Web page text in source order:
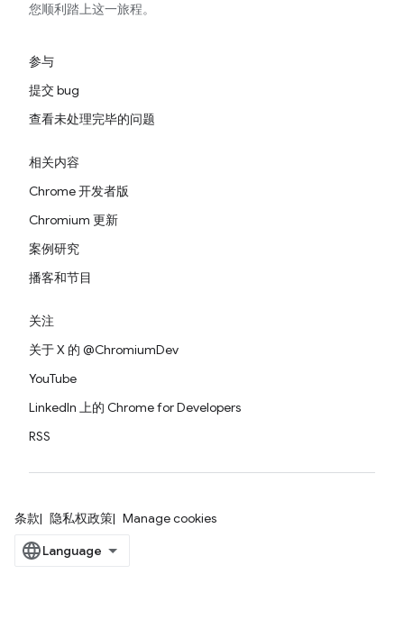
您顺利踏上这一旅程。
参与
提交 bug
查看未处理完毕的问题
相关内容
Chrome 开发者版
Chromium 更新
案例研究
播客和节目
关注
关于 X 的 @ChromiumDev
YouTube
LinkedIn 上的 Chrome for Developers
RSS
条款 隐私权政策 Manage cookies